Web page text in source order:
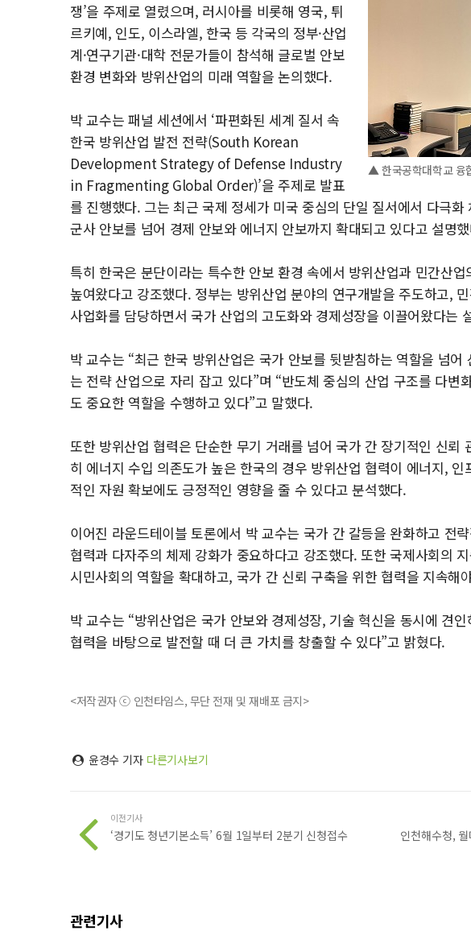
▲ 한국공학대학교 융
쟁’을 주제로 열렸으며, 러시아를 비롯해 영국, 튀
르키예, 인도, 이스라엘, 한국 등 각국의 정부·산업
계·연구기관·대학 전문가들이 참석해 글로벌 안보
환경 변화와 방위산업의 미래 역할을 논의했다.
박 교수는 패널 세션에서 ‘파편화된 세계 질서 속
한국 방위산업 발전 전략(South Korean
Development Strategy of Defense Industry
in Fragmenting Global Order)’을 주제로 발표
를 진행했다. 그는 최근 국제 정세가 미국 중심의 단일 질서에서 다극
군사 안보를 넘어 경제 안보와 에너지 안보까지 확대되고 있다고 설명
특히 한국은 분단이라는 특수한 안보 환경 속에서 방위산업과 민간산
높여왔다고 강조했다. 정부는 방위산업 분야의 연구개발을 주도하고,
사업화를 담당하면서 국가 산업의 고도화와 경제성장을 이끌어왔다는
박 교수는 “최근 한국 방위산업은 국가 안보를 뒷받침하는 역할을 넘
는 전략 산업으로 자리 잡고 있다”며 “반도체 중심의 산업 구조를 다변
도 중요한 역할을 수행하고 있다”고 말했다.
또한 방위산업 협력은 단순한 무기 거래를 넘어 국가 간 장기적인 신뢰
히 에너지 수입 의존도가 높은 한국의 경우 방위산업 협력이 에너지,
적인 자원 확보에도 긍정적인 영향을 줄 수 있다고 분석했다.
이어진 라운드테이블 토론에서 박 교수는 국가 간 갈등을 완화하고 전
협력과 다자주의 체제 강화가 중요하다고 강조했다. 또한 국제사회의
시민사회의 역할을 확대하고, 국가 간 신뢰 구축을 위한 협력을 지속해
박 교수는 “방위산업은 국가 안보와 경제성장, 기술 혁신을 동시에 견
협력을 바탕으로 발전할 때 더 큰 가치를 창출할 수 있다”고 밝혔다.
<저작권자 ⓒ 인천타임스, 무단 전재 및 재배포 금지>
윤경수 기자 다른기사보기
이전기사
‘경기도 청년기본소득’ 6월 1일부터 2분기 신청접수
인천해수청,
관련기사